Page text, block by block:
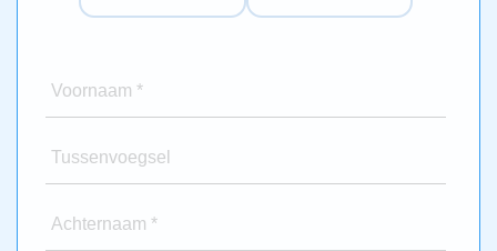
Voornaam *
Tussenvoegsel
Achternaam *